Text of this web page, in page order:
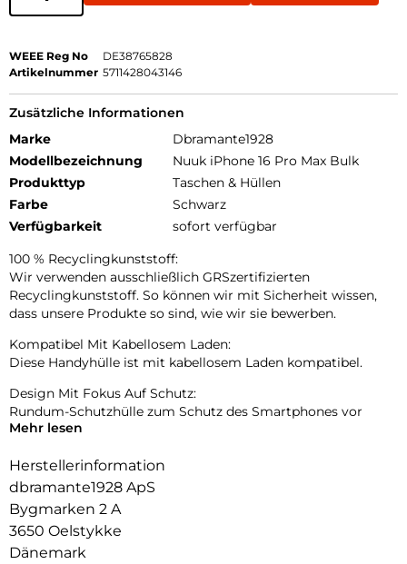
WEEE Reg No
DE38765828
Artikelnummer 5711428043146
Zusätzliche Informationen
Marke
Dbramante1928
Modellbezeichnung
Nuuk iPhone 16 Pro Max Bulk
Produkttyp
Taschen & Hüllen
Farbe
Schwarz
Verfügbarkeit
sofort verfügbar
100 % Recyclingkunststoff:
Wir verwenden ausschließlich GRSzertifizierten
Recyclingkunststoff. So können wir mit Sicherheit wissen,
dass unsere Produkte so sind, wie wir sie bewerben.
Kompatibel Mit Kabellosem Laden:
Diese Handyhülle ist mit kabellosem Laden kompatibel.
Design Mit Fokus Auf Schutz:
Rundum-Schutzhülle zum Schutz des Smartphones vor
Beschädigungen.
Mehr lesen
Herstellerinformation
dbramante1928 ApS
Bygmarken 2 A
3650 Oelstykke
Dänemark